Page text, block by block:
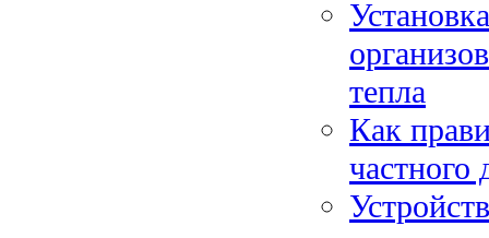
тепла
Как
частного